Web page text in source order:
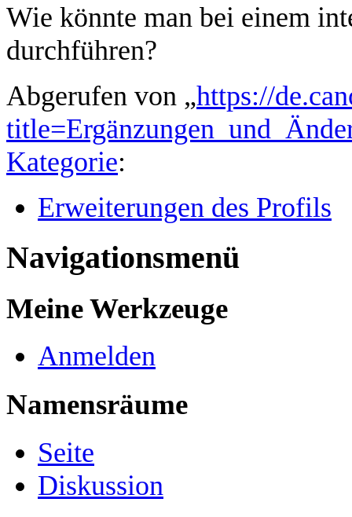
Wie könnte man bei einem
durchführen?
Abgerufen von „https://
Kategorie:
Erweiterungen des Profils
Navigationsmenü
Meine Werkzeuge
Anmelden
Namensräume
Seite
Diskussion